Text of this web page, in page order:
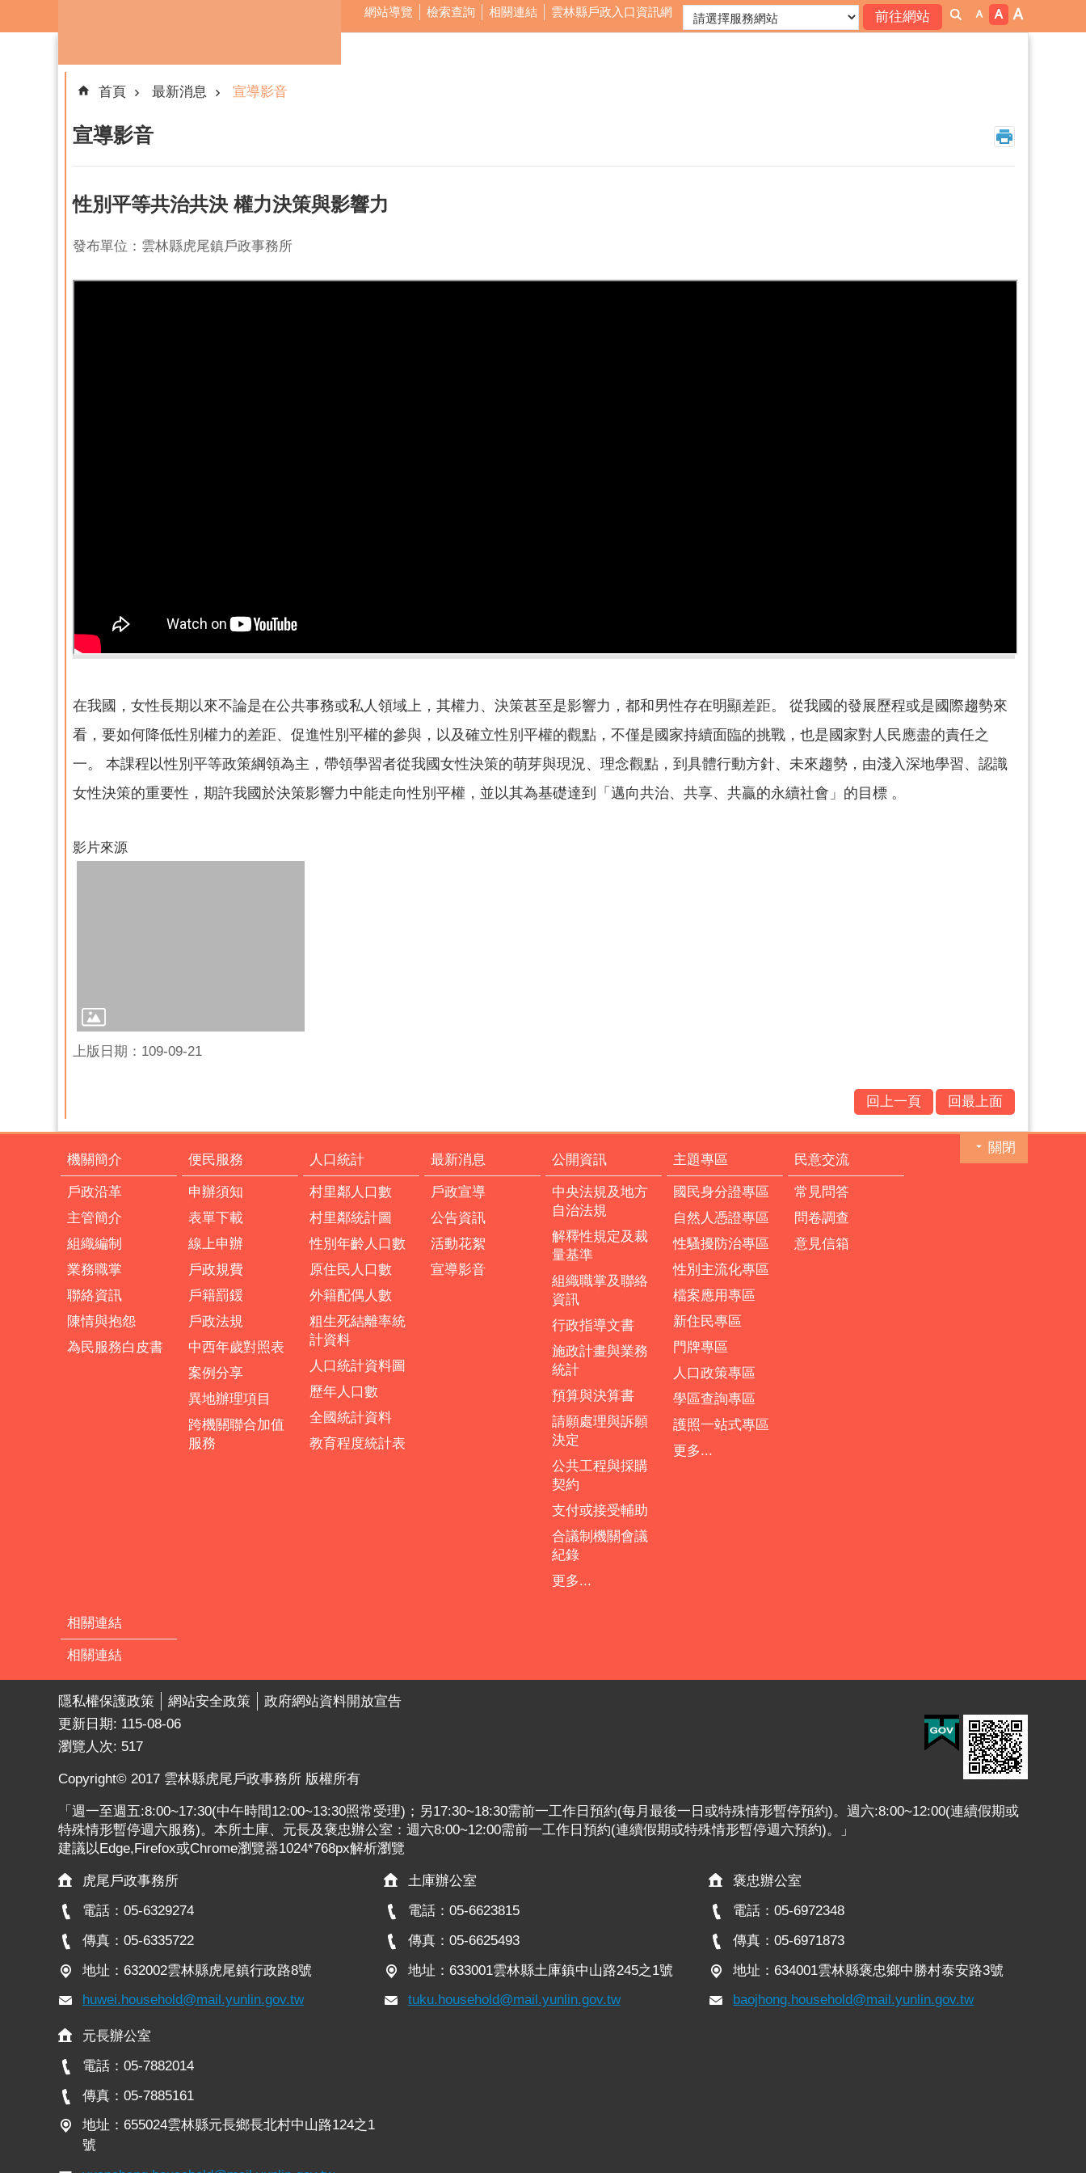
網站導覽 檢索查詢 相關連結 雲林縣戶政入口資訊網
首頁 最新消息 宣導影音
宣導影音
性別平等共治共決 權力決策與影響力
發布單位：雲林縣虎尾鎮戶政事務所
在我國，女性長期以來不論是在公共事務或私人領域上，其權力、決策甚至是影響力，都和男性存在明顯差距。 從我國的發展歷程或是國際趨勢來
看，要如何降低性別權力的差距、促進性別平權的參與，以及確立性別平權的觀點，不僅是國家持續面臨的挑戰，也是國家對人民應盡的責任之
一。 本課程以性別平等政策綱領為主，帶領學習者從我國女性決策的萌芽與現況、理念觀點，到具體行動方針、未來趨勢，由淺入深地學習、認識
女性決策的重要性，期許我國於決策影響力中能走向性別平權，並以其為基礎達到「邁向共治、共享、共贏的永續社會」的目標 。
影片來源
上版日期：109-09-21
回上一頁 回最上面
關閉
機關簡介
戶政沿革
主管簡介
組織編制
業務職掌
聯絡資訊
陳情與抱怨
為民服務白皮書
便民服務
申辦須知
表單下載
線上申辦
戶政規費
戶籍罰鍰
戶政法規
中西年歲對照表
案例分享
異地辦理項目
跨機關聯合加值
服務
人口統計
村里鄰人口數
村里鄰統計圖
性別年齡人口數
原住民人口數
外籍配偶人數
粗生死結離率統
計資料
人口統計資料圖
歷年人口數
全國統計資料
教育程度統計表
最新消息
戶政宣導
公告資訊
活動花絮
宣導影音
公開資訊
中央法規及地方
自治法規
解釋性規定及裁
量基準
組織職掌及聯絡
資訊
行政指導文書
施政計畫與業務
統計
預算與決算書
請願處理與訴願
決定
公共工程與採購
契約
支付或接受輔助
合議制機關會議
紀錄
更多...
主題專區
國民身分證專區
自然人憑證專區
性騷擾防治專區
性別主流化專區
檔案應用專區
新住民專區
門牌專區
人口政策專區
學區查詢專區
護照一站式專區
更多...
民意交流
常見問答
問卷調查
意見信箱
相關連結
相關連結
隱私權保護政策 網站安全政策
政府網站資料開放宣告
更新日期: 115-08-06
瀏覽人次: 517
Copyright© 2017 雲林縣虎尾戶政事務所 版權所有
「週一至週五:8:00~17:30(中午時間12:00~13:30照常受理)；另17:30~18:30需前一工作日預約(每月最後一日或特殊情形暫停預約)。週六:8:00~12:00(連續假期或
特殊情形暫停週六服務)。本所土庫、元長及褒忠辦公室：週六8:00~12:00需前一工作日預約(連續假期或特殊情形暫停週六預約)。」
建議以Edge,Firefox或Chrome瀏覽器1024*768px解析瀏覽
虎尾戶政事務所
電話：05-6329274
傳真：05-6335722
地址：632002雲林縣虎尾鎮行政路8號
huwei.household@mail.yunlin.gov.tw
土庫辦公室
電話：05-6623815
傳真：05-6625493
地址：633001雲林縣土庫鎮中山路245之1號
tuku.household@mail.yunlin.gov.tw
褒忠辦公室
電話：05-6972348
傳真：05-6971873
地址：634001雲林縣褒忠鄉中勝村泰安路3號
baojhong.household@mail.yunlin.gov.tw
元長辦公室
電話：05-7882014
傳真：05-7885161
地址：655024雲林縣元長鄉長北村中山路124之1
號